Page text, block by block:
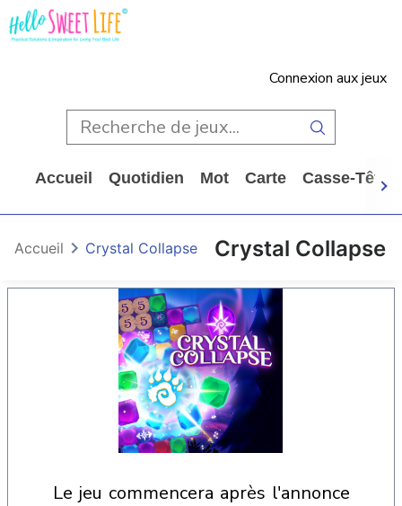
Connexion aux jeux
Accueil Quotidien Mot Carte Casse-Tête
Crystal Collapse
Accueil Crystal Collapse
le jeu commencera après l'annonce